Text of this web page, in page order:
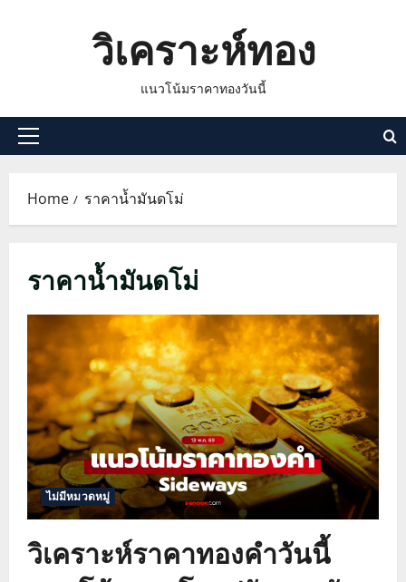
วิเคราะห์ทอง
แนวโน้มราคาทองวันนี้
Primary
Home ราคาน้ำมันดโม่
ราคาน้ำมันดโม่
ไม่มีหมวดหมู่
วิเคราะห์ราคาทองคำวันนี้